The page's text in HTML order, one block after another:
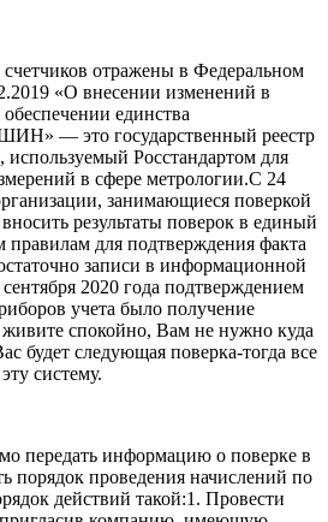
отражены в Федеральном
«О внесении изменений в
единства
— это государственный реестр
Росстандартом для
в сфере метрологии.С 24
занимающиеся поверкой
результаты поверок в единый
правилам для подтверждения факта
записи в информационной
2020 года подтверждением
учета было получение
спокойно, Вам не нужно куда
будет следующая поверка-тогда все
систему.
передать информацию о поверке в
порядок проведения начислений по
действий такой:1. Провести